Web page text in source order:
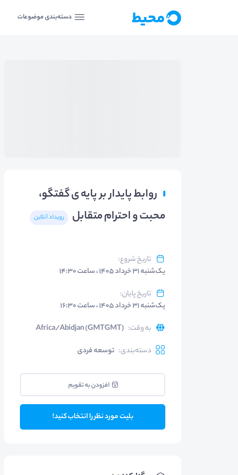
دسته‌بندی موضوعات
روابط پایدار بر پایه ی گفتگو،
محبت و احترام متقابل
رویداد آنلاین
تاریخ شروع:
یک‌شنبه ۳۱ خرداد ۱۴۰۵ ، ساعت ۱۴:۳۰
تاریخ پایان:
یک‌شنبه ۳۱ خرداد ۱۴۰۵ ، ساعت ۱۶:۳۰
به وقت:
Africa/Abidjan (GMTGMT)
دسته‌بندی: توسعه فردی
افزودن به تقویم
بلیت مورد نظر را انتخاب کنید!